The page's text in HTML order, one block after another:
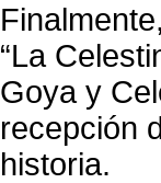
“La
Goya y
recepción
historia.